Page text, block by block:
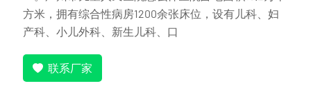
方米，拥有综合性病房1200余张床位，设有儿科、妇
产科、小儿外科、新生儿科、口
联系厂家